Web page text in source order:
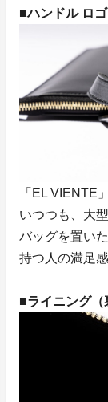
■ハンドル ロゴ
「EL VIENTE
いつつも、大
バッグを置い
持つ人の満足
■ライニング（